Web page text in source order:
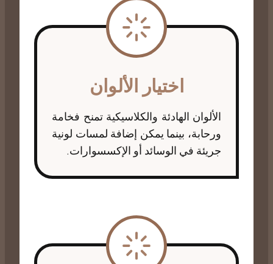
اختيار الألوان
الألوان الهادئة والكلاسيكية تمنح فخامة
ورحابة، بينما يمكن إضافة لمسات لونية
جريئة في الوسائد أو الإكسسوارات.